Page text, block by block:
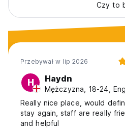
Czy to
Przebywał w lip 2026
H Haydn
Mężczyzna, 18-24,
Really nice place, would
stay again, staff are really
and helpful